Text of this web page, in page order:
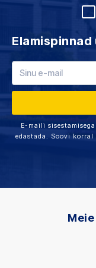
E-maili
edastada. Soovi korral